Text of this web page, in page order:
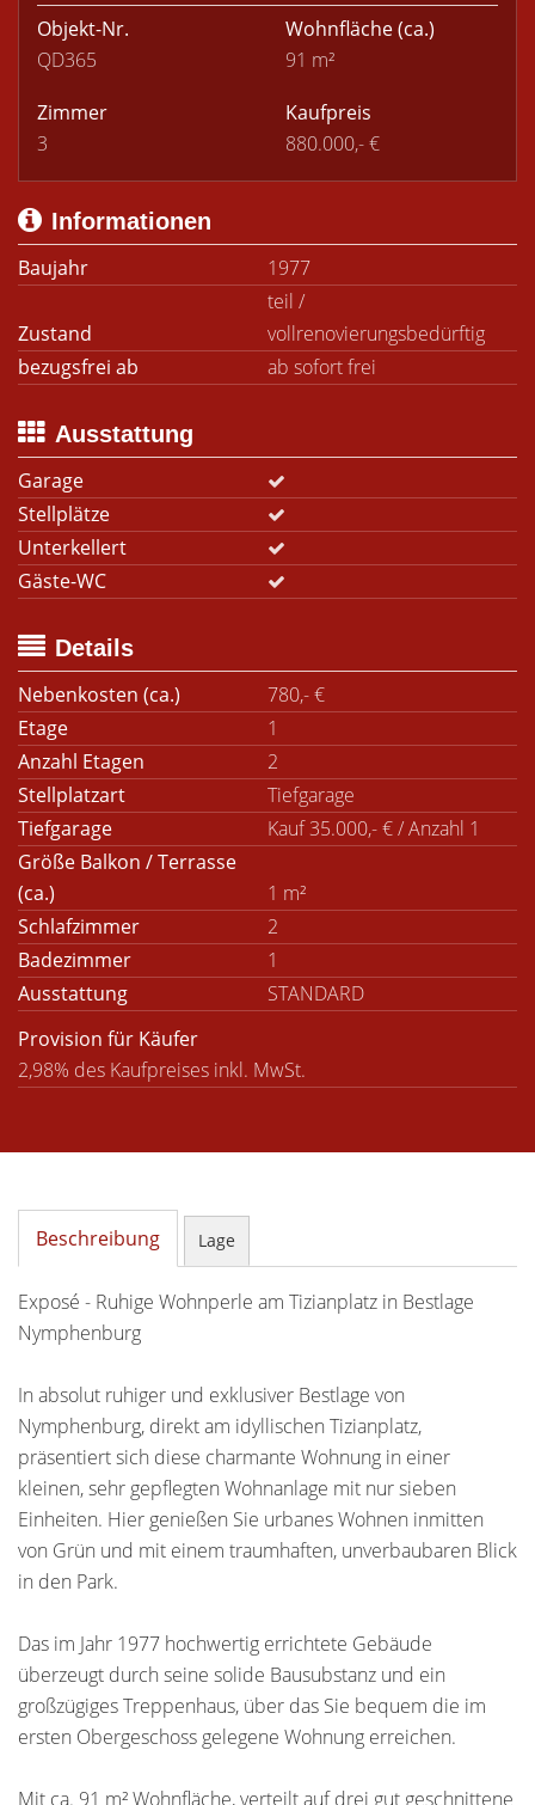
Objekt-Nr.
QD365
Wohnfläche(ca.)
91 m²
Zimmer
3
Kaufpreis
880.000,- €
Informationen
Baujahr
1977
Zustand
teil /
vollrenovierungsbedürftig
bezugsfrei ab
ab sofort frei
Ausstattung
Garage
Stellplätze
Unterkellert
Gäste-WC
Details
Nebenkosten (ca.)
780,- €
Etage
1
Anzahl Etagen
2
Stellplatzart
Tiefgarage
Tiefgarage
Kauf 35.000,- € / Anzahl 1
Größe Balkon / Terrasse
(ca.)
1 m²
Schlafzimmer
2
Badezimmer
1
Ausstattung
STANDARD
Provision für Käufer
2,98% des Kaufpreises inkl. MwSt.
Beschreibung Lage
Exposé - Ruhige Wohnperle am Tizianplatz in Bestlage
Nymphenburg
In absolut ruhiger und exklusiver Bestlage von
Nymphenburg, direkt am idyllischen Tizianplatz,
präsentiert sich diese charmante Wohnung in einer
kleinen, sehr gepflegten Wohnanlage mit nur sieben
Einheiten. Hier genießen Sie urbanes Wohnen inmitten
von Grün und mit einem traumhaften, unverbaubaren Blick
in den Park.
Das im Jahr 1977 hochwertig errichtete Gebäude
überzeugt durch seine solide Bausubstanz und ein
großzügiges Treppenhaus, über das Sie bequem die im
ersten Obergeschoss gelegene Wohnung erreichen.
Mit ca. 91 m² Wohnfläche, verteilt auf drei gut geschnittene